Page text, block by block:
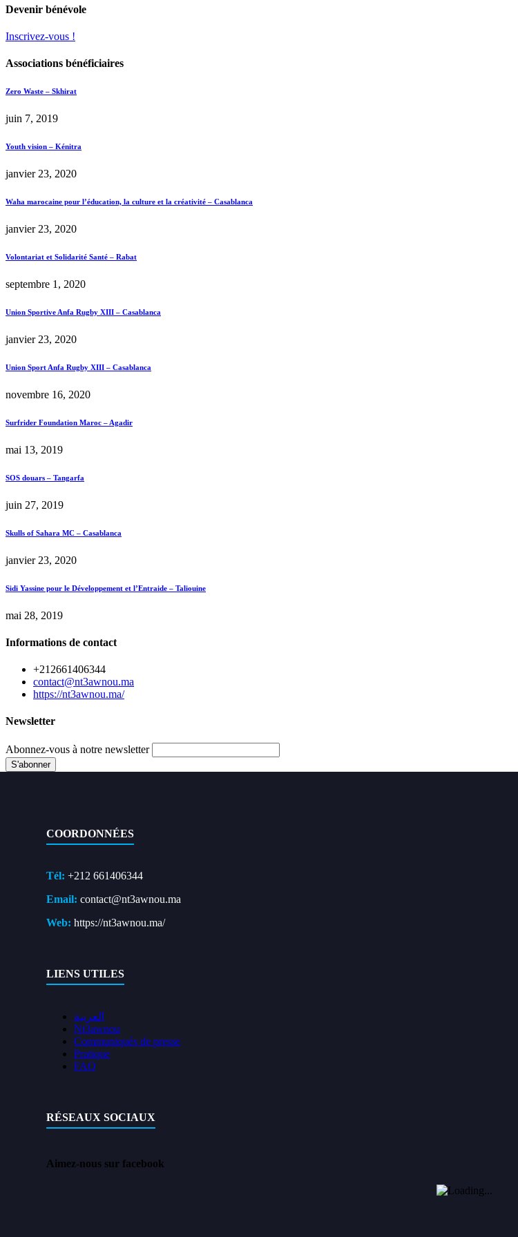
Devenir bénévole
Inscrivez-vous !
Associations bénéficiaires
Zero Waste – Skhirat
juin 7, 2019
Youth vision – Kénitra
janvier 23, 2020
Waha marocaine pour l’éducation, la culture et la créativité – Casablanca
janvier 23, 2020
Volontariat et Solidarité Santé – Rabat
septembre 1, 2020
Union Sportive Anfa Rugby XIII – Casablanca
janvier 23, 2020
Union Sport Anfa Rugby XIII – Casablanca
novembre 16, 2020
Surfrider Foundation Maroc – Agadir
mai 13, 2019
SOS douars – Tangarfa
juin 27, 2019
Skulls of Sahara MC – Casablanca
janvier 23, 2020
Sidi Yassine pour le Développement et l’Entraide – Taliouine
mai 28, 2019
Informations de contact
+212661406344
contact@nt3awnou.ma
https://nt3awnou.ma/
Newsletter
Abonnez-vous à notre newsletter
COORDONNÉES
Tél: +212 661406344
Email: contact@nt3awnou.ma
Web: https://nt3awnou.ma/
LIENS UTILES
العربية
Nt3awnou
Communiqués de presse
Pratique
FAQ
RÉSEAUX SOCIAUX
Aimez-nous sur facebook